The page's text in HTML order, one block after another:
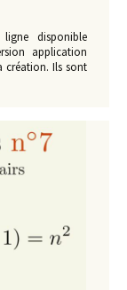
disponible
application
création. Ils sont